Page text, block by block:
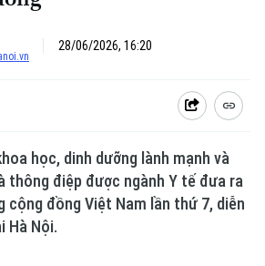
28/06/2026, 16:20
học, dinh dưỡng lành mạnh và
thông điệp được ngành Y tế đưa ra
cộng đồng Việt Nam lần thứ 7, diễn
Hà Nội.